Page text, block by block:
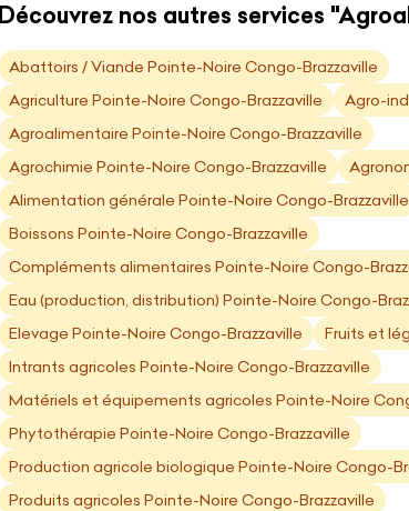
Découvrez nos autres services
Abattoirs / Viande Pointe-Noire Congo-Brazzaville
Agriculture Pointe-Noire Congo-Brazzaville
Agro-
Agroalimentaire Pointe-Noire Congo-Brazzaville
Agrochimie Pointe-Noire Congo-Brazzaville
Alimentation générale Pointe-Noire Congo-Brazzaville
Boissons Pointe-Noire Congo-Brazzaville
Compléments alimentaires Pointe-Noire Congo-
Eau (production, distribution) Pointe-Noire Congo-
Elevage Pointe-Noire Congo-Brazzaville
Fruits et
Intrants agricoles Pointe-Noire Congo-Brazzaville
Matériels et équipements agricoles Pointe-Noire
Phytothérapie Pointe-Noire Congo-Brazzaville
Production agricole biologique Pointe-Noire Congo-
Produits agricoles Pointe-Noire Congo-Brazzaville